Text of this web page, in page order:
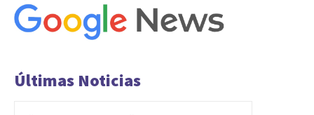
Últimas Noticias